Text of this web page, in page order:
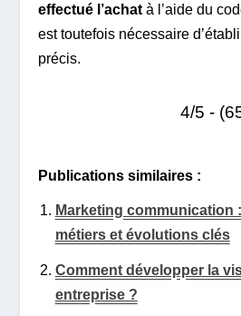
effectué l’achat à l’aide du
est toutefois nécessaire
précis.
4/5 -
Publications similaires :
Marketing communication
métiers et évolutions clés
Comment développer la
entreprise ?